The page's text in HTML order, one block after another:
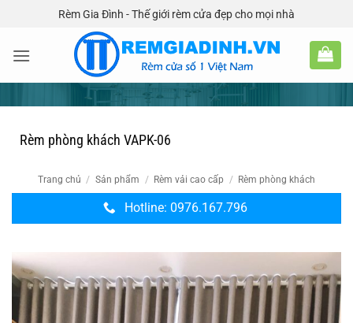
nội
Rèm Gia Đình - Thế giới rèm cửa đẹp cho mọi nhà
Rèm phòng khách VAPK-06
Trang chủ / Sản phẩm / Rèm vải cao cấp / Rèm phòng khách
Hotline: 0976.167.796